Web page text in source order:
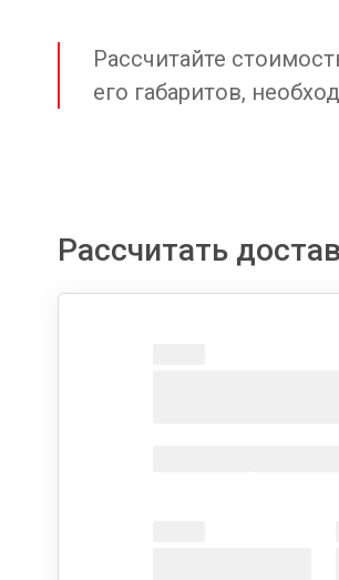
Рассчитайте
его габаритов,
Рассчитать